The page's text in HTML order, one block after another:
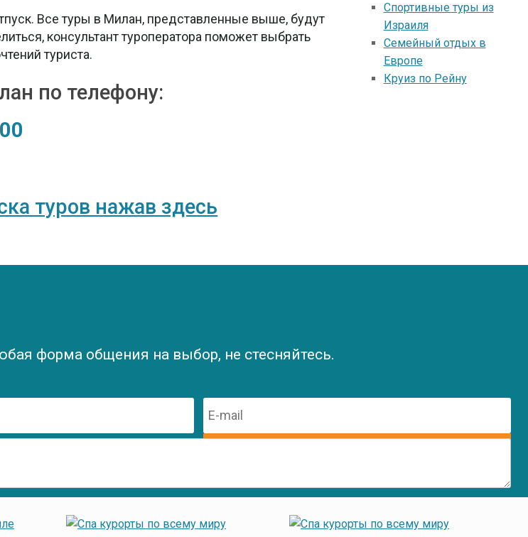
Все туры в Милан, представленные выше, будут
консультант туроператора поможет выбрать
туриста.
по телефону:
туров нажав здесь
Спортивные туры из
Израиля
Семейный отдых в
Европе
Круиз по Рейну
форма общения на выбор, не стесняйтесь.